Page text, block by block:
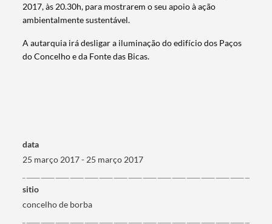
2017, às 20.30h, para mostrarem o seu apoio à ação
ambientalmente sustentável.
A autarquia irá desligar a iluminação do edifício dos Paços
do Concelho e da Fonte das Bicas.
data
25 março 2017 - 25 março 2017
sitio
concelho de borba